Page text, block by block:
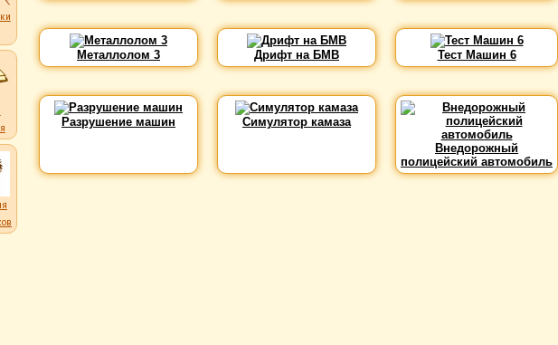
Металлолом 3 Дрифт на БМВ Тест Машин 6
Разрушение машин
Симулятор камаза
Внедорожный
полицейский автомобиль